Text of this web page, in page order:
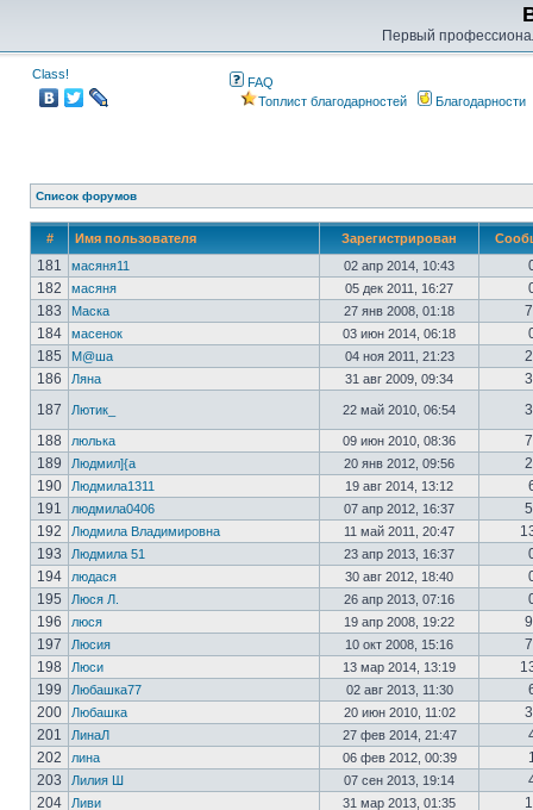
Первый
Class!
FAQ
Топлист благодарностей
Благодарности
Список форумов
# Имя пользователя Зарегистрирован
181 масяня11 02 апр 2014, 10:43
182
масяня 05 дек 2011, 16:27
183
Маска 27 янв 2008, 01:18
184
масенок 03 июн 2014, 06:18
185
М@ша 04 ноя 2011, 21:23
186
Ляна 31 авг 2009, 09:34
187
Лютик_ 22 май 2010, 06:54
188
люлька 09 июн 2010, 08:36
189
Людмил]{а 20 янв 2012, 09:56
190
Людмила1311 19 авг 2014, 13:12
191
людмила0406 07 апр 2012, 16:37
192
Людмила Владимировна 11 май 2011, 20:47
193
Людмила 51 23 апр 2013, 16:37
194
людася 30 авг 2012, 18:40
195
Люся Л. 26 апр 2013, 07:16
196
люся 19 апр 2008, 19:22
197
Люсия 10 окт 2008, 15:16
198
Люси 13 мар 2014, 13:19
199
Любашка77 02 авг 2013, 11:30
200
Любашка 20 июн 2010, 11:02
201
ЛинаЛ 27 фев 2014, 21:47
202
лина 06 фев 2012, 00:39
203
Лилия Ш 07 сен 2013, 19:14
204
Ливи 31 мар 2013, 01:35